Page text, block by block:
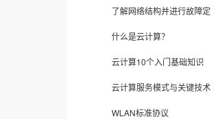
了解网络结构并进行故障定
什么是云计算？
云计算10个入门基础知识
云计算服务模式与关键技术
WLAN标准协议